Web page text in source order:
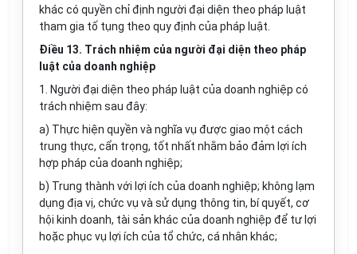
khác có quyền chỉ định người đại diện theo pháp luật
tham gia tố tụng theo quy định của pháp luật.
Điều 13. Trách nhiệm của người đại diện theo pháp
luật của doanh nghiệp
1. Người đại diện theo pháp luật của doanh nghiệp có
trách nhiệm sau đây:
a) Thực hiện quyền và nghĩa vụ được giao một cách
trung thực, cẩn trọng, tốt nhất nhằm bảo đảm lợi ích
hợp pháp của doanh nghiệp;
b) Trung thành với lợi ích của doanh nghiệp; không lạm
dụng địa vị, chức vụ và sử dụng thông tin, bí quyết, cơ
hội kinh doanh, tài sản khác của doanh nghiệp để tư lợi
hoặc phục vụ lợi ích của tổ chức, cá nhân khác;